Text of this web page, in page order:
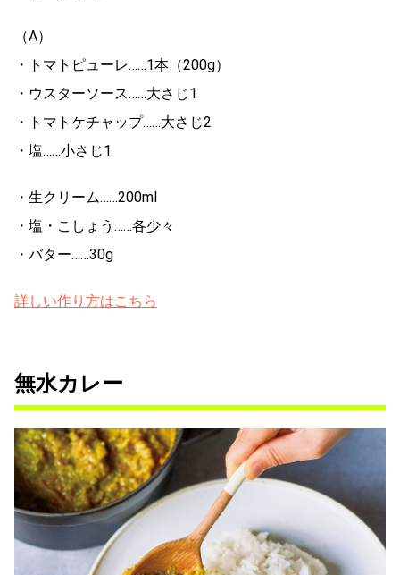
（A）
・トマトピューレ……1本（200g）
・ウスターソース……大さじ1
・トマトケチャップ……大さじ2
・塩……小さじ1
・生クリーム……200ml
・塩・こしょう……各少々
・バター……30g
詳しい作り方はこちら
無水カレー